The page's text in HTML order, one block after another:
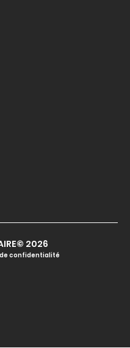
2026
confidentialité